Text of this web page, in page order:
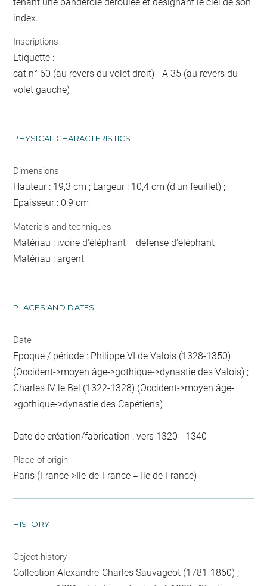
index.
Inscriptions
Etiquette :
cat n° 60 (au revers du volet droit) - A 35 (au revers du
volet gauche)
PHYSICAL CHARACTERISTICS
Dimensions
Hauteur : 19,3 cm ; Largeur : 10,4 cm (d'un feuillet) ;
Epaisseur : 0,9 cm
Materials and techniques
Matériau : ivoire d'éléphant = défense d'éléphant
Matériau : argent
PLACES AND DATES
Date
Epoque / période : Philippe VI de Valois (1328-1350)
(Occident->moyen âge->gothique->dynastie des Valois) ;
Charles IV le Bel (1322-1328) (Occident->moyen âge-
>gothique->dynastie des Capétiens)
Date de création/fabrication : vers 1320 - 1340
Place of origin
Paris (France->Ile-de-France = Ile de France)
HISTORY
Object history
Collection Alexandre-Charles Sauvageot (1781-1860) ;